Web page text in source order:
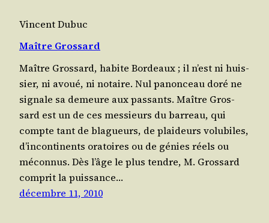
Vincent Dubuc
Maître Grossard
Maître Gros­sard, habite Bor­deaux ; il n’est ni huis­
sier, ni avoué, ni notaire. Nul panon­ceau doré ne
signale sa demeure aux pas­sants. Maître Gros­
sard est un de ces mes­sieurs du bar­reau, qui
compte tant de bla­gueurs, de plai­deurs volu­biles,
d’incontinents ora­toires ou de génies réels ou
méconnus. Dès l’âge le plus tendre, M. Gros­sard
com­prit la puis­sance…
décembre 11, 2010